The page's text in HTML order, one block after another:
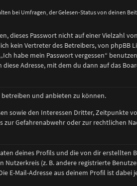
bei Umfragen, der Gelesen-Status von deinen
dieses Passwort nicht auf einer Vielzahl
kein Vertreter des Betreibers, von phpBB
habe mein Passwort vergessen“
Adresse, mit dem du dann auf das
und anbieten zu können.
sowie den Interessen Dritter, Zeitpunkte
Gefahrenabwehr oder zur rechtlichen
deines Profils und die von dir erstellten
(z. B. andere registrierte
E-Mail-Adresse aus deinem Profil ist dabei